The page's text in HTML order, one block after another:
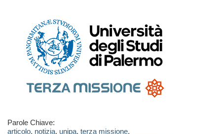
Parole Chiave:
articolo, notizia, unipa, terza missione,